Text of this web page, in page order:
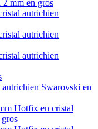
2 mm en gros
autrichien
autrichien
autrichien
autrichien Swarovski en
Hotfix en cristal